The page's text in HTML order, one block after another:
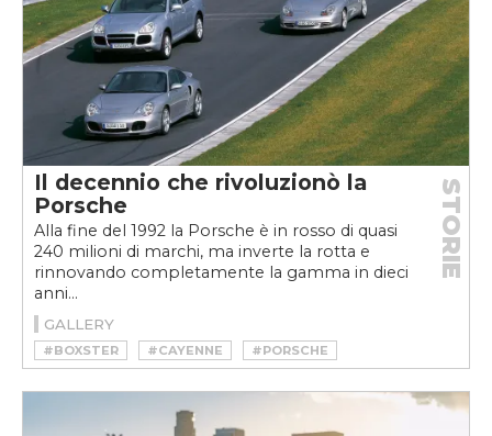
Il decennio che rivoluzionò la
Porsche
Alla fine del 1992 la Porsche è in rosso di quasi
240 milioni di marchi, ma inverte la rotta e
rinnovando completamente la gamma in dieci
anni...
STORIE
GALLERY
#BOXSTER #CAYENNE
#PORSCHE
#PORSCHE 911